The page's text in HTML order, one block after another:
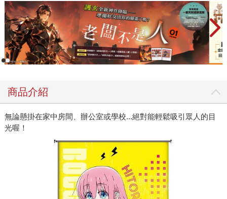
商品介紹
無論懸掛在家中房間、辦公室或學校...絕對能輕鬆吸引眾人的目
光喔！